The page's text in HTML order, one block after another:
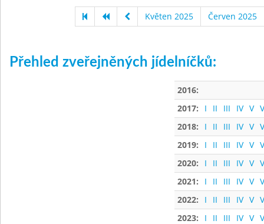
Květen 2025 Červen 2025
Přehled zveřejněných jídelníčků:
2016:
2017:
I II III IV V
2018:
I II III IV V
2019:
I II III IV V
2020:
I II III IV V
2021:
I II III IV V
2022:
I II III IV V
2023:
I II III IV V